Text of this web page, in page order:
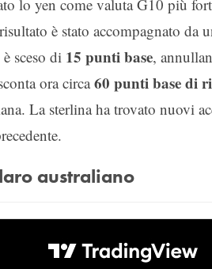
lo yen come valuta G10 più
è stato accompagnato da
sceso di 15 punti base,
ora circa60 punti base di
La sterlina ha trovato nuovi
australiano